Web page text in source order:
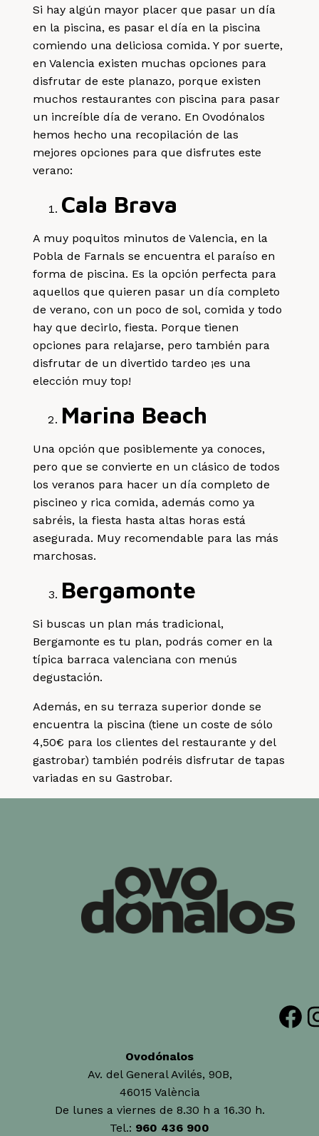
Si hay algún mayor placer que pasar un día
en la piscina, es pasar el día en la piscina
comiendo una deliciosa comida. Y por suerte,
en Valencia existen muchas opciones para
disfrutar de este planazo, porque existen
muchos restaurantes con piscina para pasar
un increíble día de verano. En Ovodónalos
hemos hecho una recopilación de las
mejores opciones para que disfrutes este
verano:
Cala Brava
A muy poquitos minutos de Valencia, en la
Pobla de Farnals se encuentra el paraíso en
forma de piscina. Es la opción perfecta para
aquellos que quieren pasar un día completo
de verano, con un poco de sol, comida y todo
hay que decirlo, fiesta. Porque tienen
opciones para relajarse, pero también para
disfrutar de un divertido tardeo ¡es una
elección muy top!
Marina Beach
Una opción que posiblemente ya conoces,
pero que se convierte en un clásico de todos
los veranos para hacer un día completo de
piscineo y rica comida, además como ya
sabréis, la fiesta hasta altas horas está
asegurada. Muy recomendable para las más
marchosas.
Bergamonte
Si buscas un plan más tradicional,
Bergamonte es tu plan, podrás comer en la
típica barraca valenciana con menús
degustación.
Además, en su terraza superior donde se
encuentra la piscina (tiene un coste de sólo
4,50€ para los clientes del restaurante y del
gastrobar) también podréis disfrutar de tapas
variadas en su Gastrobar.
Facebook
Ovodónalos
Av. del General Avilés, 90B,
46015 València
De lunes a viernes de 8.30 h a 16.30 h.
Tel.: 960 436 900